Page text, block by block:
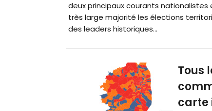
deux principaux courants
très large majorité les élections
des leaders historiques...
Tous
carte